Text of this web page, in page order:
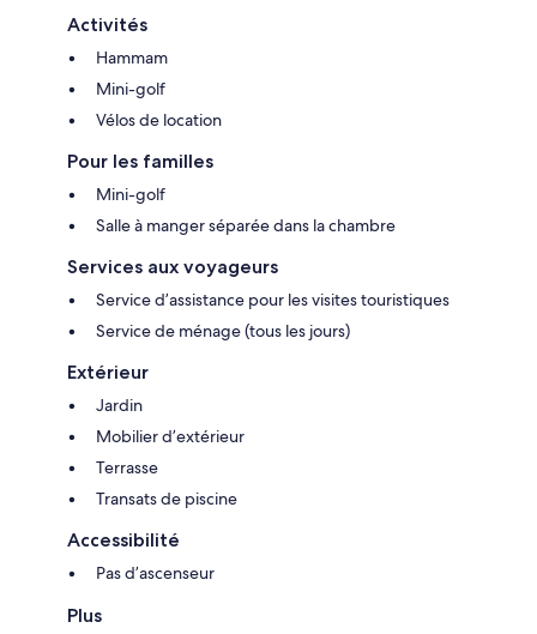
Activités
Hammam
Mini-golf
Vélos de location
Pour les familles
Mini-golf
Salle à manger séparée dans la chambre
Services aux voyageurs
Service d’assistance pour les visites touristiques
Service de ménage (tous les jours)
Extérieur
Jardin
Mobilier d’extérieur
Terrasse
Transats de piscine
Accessibilité
Pas d’ascenseur
Plus